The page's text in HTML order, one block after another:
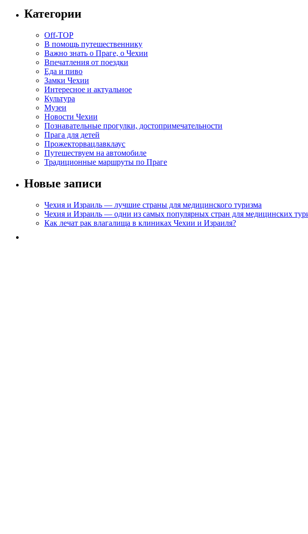
Категории
Off-TOP
В помощь путешественнику
Важно знать о Праге, о Чехии
Впечатления от поездки
Еда и пиво
Замки Чехии
Интересное и актуальное
Культура
Музеи
Новости Чехии
Познавательные прогулки, достопримечательности
Прага для детей
Прожекторвацлавклаус
Путешествуем на автомобиле
Традиционные маршруты по Праге
Новые записи
Чехия и Израиль — лучшие страны для медицинского туризма
Чехия и Израиль — одни из самых популярных стран для медицинских
Как лечат рак влагалища в клиниках Чехии и Израиля?